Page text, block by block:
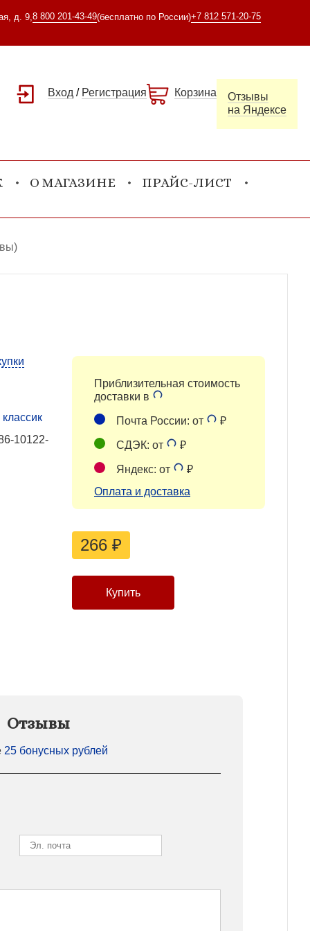
д. 9, 8 800 201-43-49(бесплатно по России)+7 812 571-20-75
Вход / Регистрация Корзина
Отзывы
на Яндексе
О МАГАЗИНЕ ПРАЙС-ЛИСТ
10122-
Приблизительная стоимость
доставки в
Почта России: от ₽
СДЭК: от ₽
Яндекс: от
₽
Оплата и доставка
266 ₽
Отзывы
25 бонусных рублей